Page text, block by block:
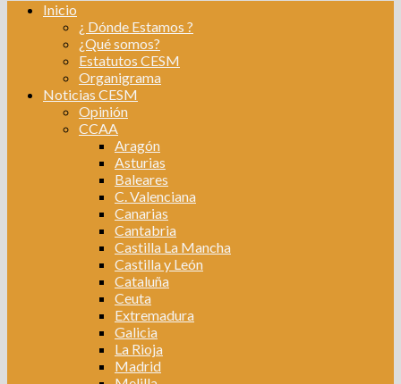
Inicio
¿ Dónde Estamos ?
¿Qué somos?
Estatutos CESM
Organigrama
Noticias CESM
Opinión
CCAA
Aragón
Asturias
Baleares
C. Valenciana
Canarias
Cantabria
Castilla La Mancha
Castilla y León
Cataluña
Ceuta
Extremadura
Galicia
La Rioja
Madrid